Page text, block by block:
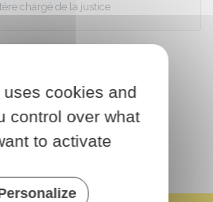
chargé de la justice
cookies and
control over what
to activate